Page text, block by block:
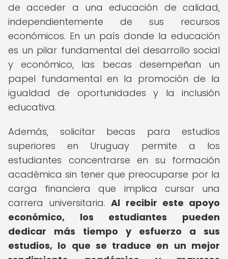
de acceder a una educación de calidad,
independientemente de sus recursos
económicos. En un país donde la educación
es un pilar fundamental del desarrollo social
y económico, las becas desempeñan un
papel fundamental en la promoción de la
igualdad de oportunidades y la inclusión
educativa.
Además, solicitar becas para estudios
superiores en Uruguay permite a los
estudiantes concentrarse en su formación
académica sin tener que preocuparse por la
carga financiera que implica cursar una
carrera universitaria.Al recibir este apoyo
económico, los estudiantes pueden
dedicar más tiempo y esfuerzo a sus
estudios, lo que se traduce en un mejor